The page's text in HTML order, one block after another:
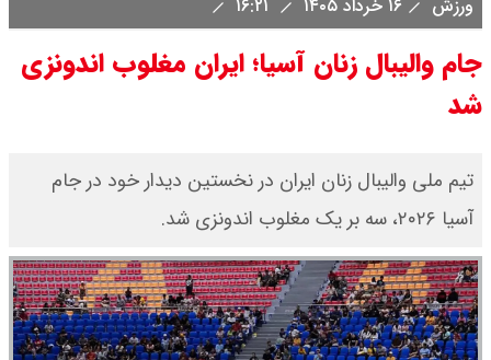
ورزش ۱۶ خرداد ۱۴۰۵
جام والیبال زنان آسیا؛ ایران مغلوب اندونزی
شد
تیم ملی والیبال زنان ایران در نخستین دیدار خود در جام
آسیا ۲۰۲۶، سه بر یک مغلوب اندونزی شد.